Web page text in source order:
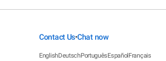
Contact Us•Chat now
EnglishDeutschPortuguêsEspañolFrançais